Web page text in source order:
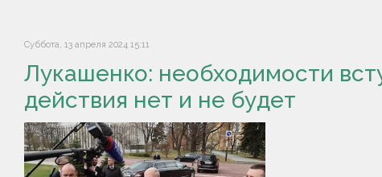
Суббота, 13 апреля 2024 15:11
Лукашенко: необходимости
действия нет и не будет